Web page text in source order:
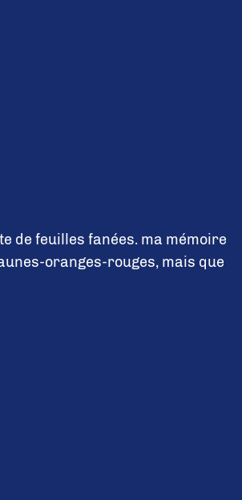
de feuilles fanées. ma mémoire
oranges-rouges, mais que